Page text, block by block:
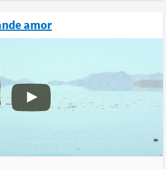
amor